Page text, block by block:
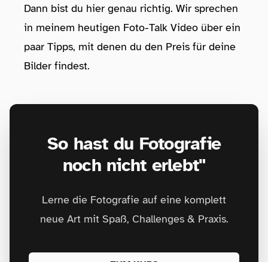
Dann bist du hier genau richtig. Wir sprechen
in meinem heutigen Foto-Talk Video über ein
paar Tipps, mit denen du den Preis für deine
Bilder findest. ⁠
So hast du Fotografie
noch nicht erlebt"
Lerne die Fotografie auf eine komplett
neue Art mit Spaß, Challenges & Praxis.